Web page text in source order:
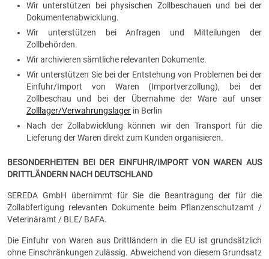
Wir unterstützen bei physischen Zollbeschauen und bei der
Dokumentenabwicklung.
Wir unterstützen bei Anfragen und Mitteilungen der
Zollbehörden.
Wir archivieren sämtliche relevanten Dokumente.
Wir unterstützen Sie bei der Entstehung von Problemen bei der
Einfuhr/Import von Waren (Importverzollung), bei der
Zollbeschau und bei der Übernahme der Ware auf unser
Zolllager/Verwahrungslager in Berlin
Nach der Zollabwicklung können wir den Transport für die
Lieferung der Waren direkt zum Kunden organisieren.
BESONDERHEITEN BEI DER EINFUHR/IMPORT VON WAREN AUS
DRITTLÄNDERN NACH DEUTSCHLAND
SEREDA GmbH übernimmt für Sie die Beantragung der für die
Zollabfertigung relevanten Dokumente beim Pflanzenschutzamt /
Veterinäramt / BLE/ BAFA.
Die Einfuhr von Waren aus Drittländern in die EU ist grundsätzlich
ohne Einschränkungen zulässig. Abweichend von diesem Grundsatz